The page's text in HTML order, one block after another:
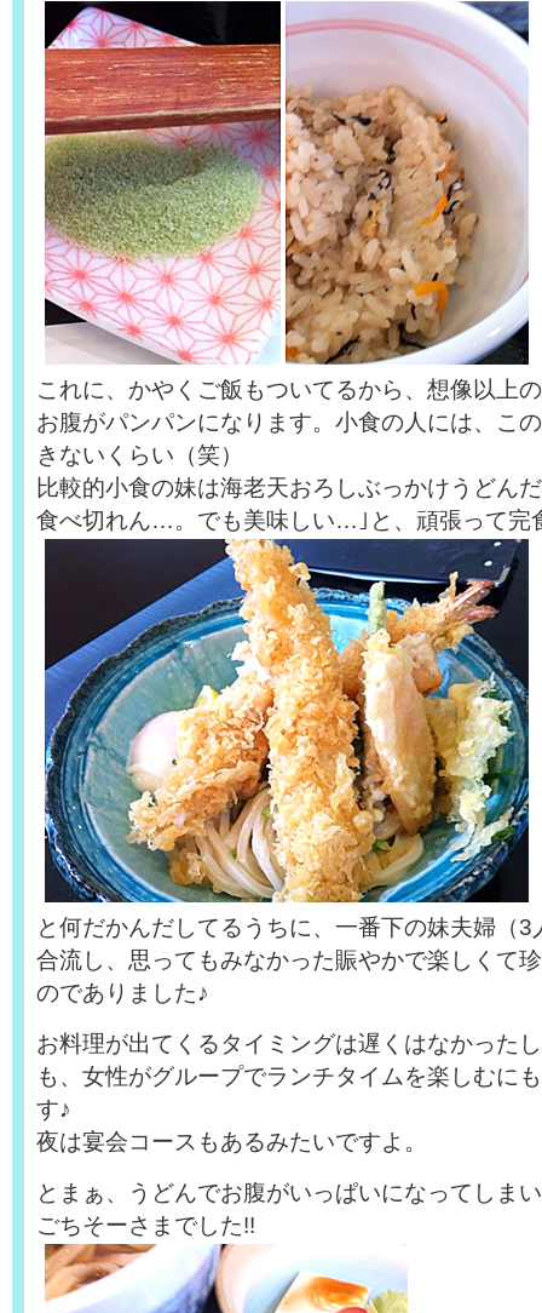
これに、かやくご飯もついてるから、想像以上
お腹がパンパンになります。小食の人には、こ
きないくらい（笑）
比較的小食の妹は海老天おろしぶっかけうどん
食べ切れん…。でも美味しい…｣と、頑張って完
と何だかんだしてるうちに、一番下の妹夫婦（
合流し、思ってもみなかった賑やかで楽しくて
のでありました♪
お料理が出てくるタイミングは遅くはなかった
も、女性がグループでランチタイムを楽しむに
す♪
夜は宴会コースもあるみたいですよ。
とまぁ、うどんでお腹がいっぱいになってしま
ごちそーさまでした!!